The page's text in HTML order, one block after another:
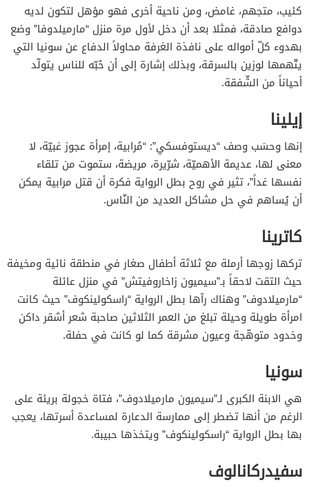
كئيب، متجهم، غامض، ومن ناحية أخرى فهو مؤهل لتكون لديه
دوافع صادقة، فمثلا بعد أن دخل لأول مرة منزل “مارميلدوفا” وضع
بهدوء كلّ أمواله على نافذة الغرفة محاولاً الدفاع عن سونيا التي
يتّهمها لوزين بالسرقة، وبذلك إشارة إلى أن حُبّه للناس يتولّد
أحياناً من الشّفقة.
إيلينا
إنها وحسَب وصف “ديستوفسكي”: “مُرابية، إمرأة عجوز غبيّة، لا
معنى لها، عديمة الأهميّة، شرّيرة، مريضة، ستموت من تلقاء
نفسها غداً”، تثير في روح بطل الرواية فكرة أن قتل مرابية يمكن
أن يُساهم في حل مشاكل العديد من النّاس.
كاترينا
تركها زوجها أرملة مع ثلاثة أطفال صغار في منطقة نائية ومخيفة
حيث التقت لاحقاً بـ”سيميون زاخاروفيتش” في منزل عائلة
“مارميلادوف” وهناك رآها بطل الرواية “راسكولينكوف” حيث كانت
امرأة طويلة وحيلة تبلغ من العمر الثلاثين صاحبة شعر أشقر داكن
وخدود متوهّجة وعيون مشرقة كما لو كانت في حفلة.
سونيا
هي الابنة الكبرى لـ”سيميون مارميلادوف”، فتاة خجولة بريئة على
الرغم من أنها تضطر إلى ممارسة الدعارة لمساعدة أسرتها، يعجب
بها بطل الرواية “راسكولينكوف” ويتخذها حبيبة.
سفيدركانالوف